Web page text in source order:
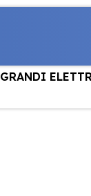
GRANDI